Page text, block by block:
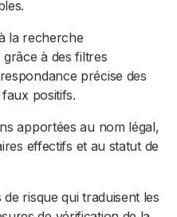
la recherche
à des filtres
précise des
positifs.
apportées au nom légal,
effectifs et au statut de
risque qui traduisent les